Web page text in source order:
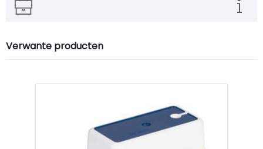
Verwante producten